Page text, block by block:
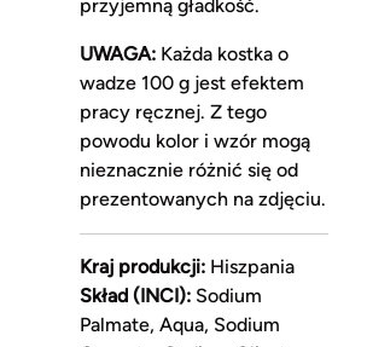
przyjemną gładkość.
UWAGA:Każda kostka o
wadze 100 g jest efektem
pracy ręcznej. Z tego
powodu kolor i wzór mogą
nieznacznie różnić się od
prezentowanych na zdjęciu.
Kraj produkcji:Hiszpania
Skład (INCI):Sodium
Palmate, Aqua, Sodium